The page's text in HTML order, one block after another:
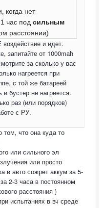
когда нет
час под сильным
расстоянии)
и идет.
запитайте от 1000mah
за сколько у вас
нагреется при
с той же батареей
бустер не нагреется.
раз (или порядков)
с РУ.
том, что она куда то
или сильного эл
или просто
в авто сожрет аккум за 5-
2-3 часа в постоянном
расстояния )
испытаниях в вч среде